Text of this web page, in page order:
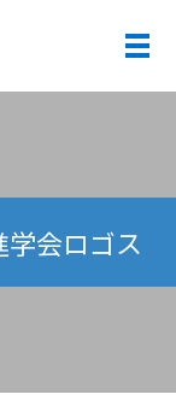
メ
学会ロゴス